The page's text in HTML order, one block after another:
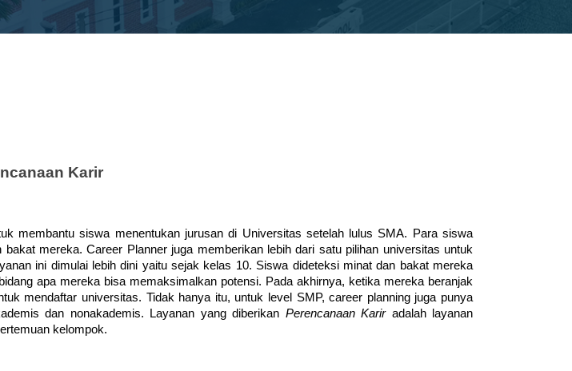
Karir
membantu siswa menentukan jurusan di Universitas setelah lulus SMA. Para siswa
mereka. Career Planner juga memberikan lebih dari satu pilihan universitas untuk
ini dimulai lebih dini yaitu sejak kelas 10. Siswa dideteksi minat dan bakat mereka
apa mereka bisa memaksimalkan potensi. Pada akhirnya, ketika mereka beranjak
mendaftar universitas. Tidak hanya itu, untuk level SMP, career planning juga punya
dan nonakademis. Layanan yang diberikan Perencanaan Karir adalah layanan
kelompok.